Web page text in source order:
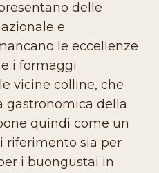
delle
e
le eccellenze
i formaggi
vicine colline, che
gastronomica della
quindi come un
riferimento sia per
i buongustai in